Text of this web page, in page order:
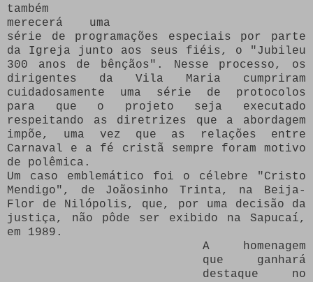
também
merecerá uma
série de programações especiais por parte
da Igreja junto aos seus fiéis, o "Jubileu
300 anos de bênçãos". Nesse processo, os
dirigentes da Vila Maria cumpriram
cuidadosamente uma série de protocolos
para que o projeto seja executado
respeitando as diretrizes que a abordagem
impõe, uma vez que as relações entre
Carnaval e a fé cristã sempre foram motivo
de polêmica.
Um caso emblemático foi o célebre "Cristo
Mendigo", de Joãosinho Trinta, na Beija-
Flor de Nilópolis, que, por uma decisão da
justiça, não pôde ser exibido na Sapucaí,
em 1989.
A homenagem
que ganhará
destaque no